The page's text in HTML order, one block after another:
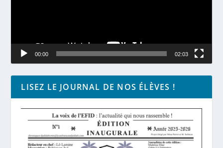
00:00 02:03
LISEZ LE JOURNAL DE NOS ÉLÈVES !